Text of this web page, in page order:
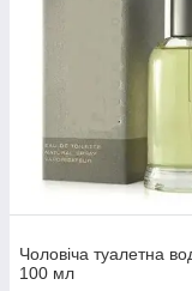
Чоловіча туалетна
100 мл